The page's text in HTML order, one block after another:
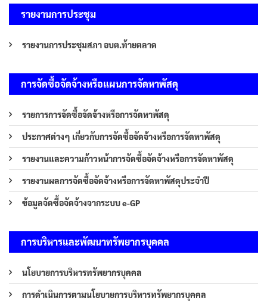
รายงานการประชุม
รายงานการประชุมสภา อบต.ท้ายตลาด
การจัดซื้อจัดจ้างหรือแผนการจัดหาพัสดุ
รายการการจัดซื้อจัดจ้างหรือการจัดหาพัสดุ
ประกาศต่างๆ เกี่ยวกับการจัดซื้อจัดจ้างหรือการจัดหาพัสดุ
รายงานและความก้าวหน้าการจัดซื้อจัดจ้างหรือการจัดหาพัสดุ
รายงานผลการจัดซื้อจัดจ้างหรือการจัดหาพัสดุประจำปี
ข้อมูลจัดซื้อจัดจ้างจากระบบ e-GP
การบริหารและพัฒนาทรัพยากรบุคคล
นโยบายการบริหารทรัพยากรบุคคล
การดำเนินการตามนโยบายการบริหารทรัพยากรบุคคล